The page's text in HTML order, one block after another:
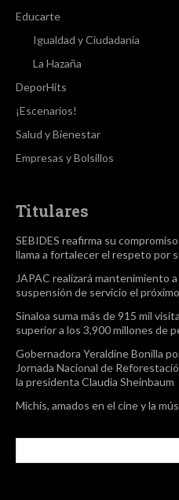
Educarte
Igualdad y Ciudadanía
La Hazaña
DeporHits
¡Escenarios!
Salud y Bienestar
Empresas y Bolsillos
Titulares
SEBIDES reafirma su
llama a fortalecer el respeto por
JAPAC realizará mantenimiento
suspensión de servicio el
Sinaloa suma más de 915 mil
superior a los 3,900 millones de
Gobernadora Yeraldine Bonilla
Jornada Nacional de
la presidenta Claudia Sheinbaum
Michis, amados en el cine y la